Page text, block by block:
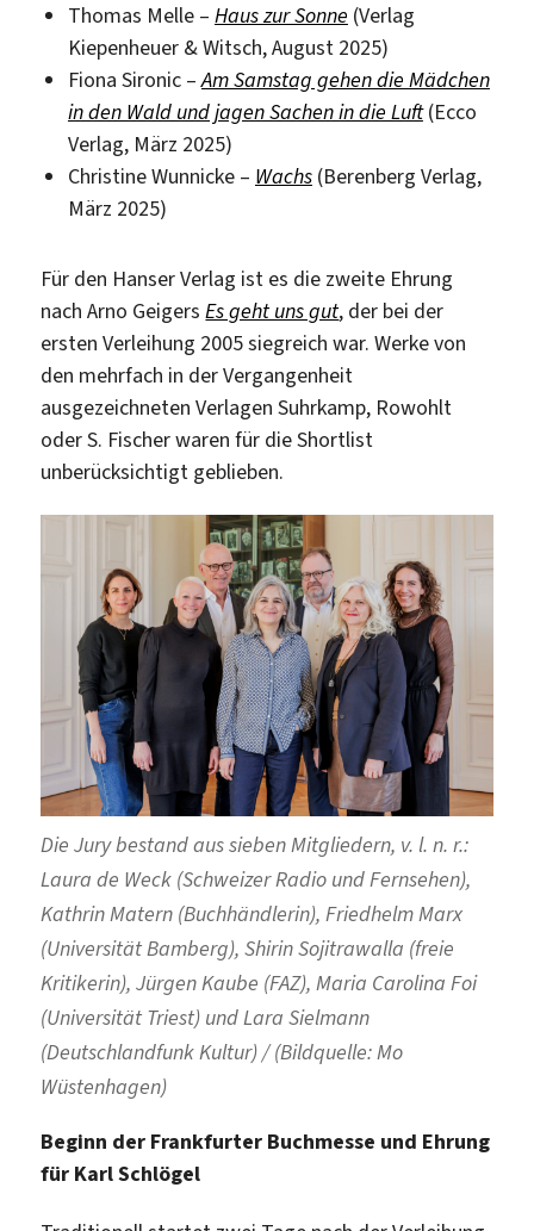
Thomas Melle – Haus zur Sonne (Verlag
Kiepenheuer & Witsch, August 2025)
Fiona Sironic –Am Samstag gehen die Mädchen
in den Wald und jagen Sachen in die Luft(Ecco
Verlag, März 2025)
Christine Wunnicke – Wachs(Berenberg Verlag,
März 2025)
Für den Hanser Verlag ist es die zweite Ehrung
nach Arno GeigersEs geht uns gut, der bei der
ersten Verleihung 2005 siegreich war. Werke von
den mehrfach in der Vergangenheit
ausgezeichneten Verlagen Suhrkamp, Rowohlt
oder S. Fischer waren für die Shortlist
unberücksichtigt geblieben.
Die Jury bestand aus sieben Mitgliedern, v. l. n. r.:
Laura de Weck (Schweizer Radio und Fernsehen),
Kathrin Matern (Buchhändlerin), Friedhelm Marx
(Universität Bamberg), Shirin Sojitrawalla (freie
Kritikerin), Jürgen Kaube (FAZ), Maria Carolina Foi
(Universität Triest) und Lara Sielmann
(Deutschlandfunk Kultur) / (Bildquelle: Mo
Wüstenhagen)
Beginn der Frankfurter Buchmesse und Ehrung
für Karl Schlögel